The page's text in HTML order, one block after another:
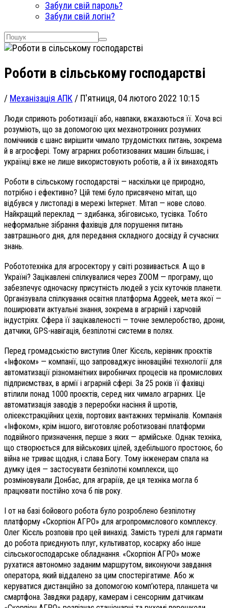
Забули свій пароль?
Забули свій логін?
Роботи в сільському господарстві
/ Механізація АПК / П'ятниця, 04 лютого 2022 10:15
Люди сприяють роботизації або, навпаки, вжахаються її. Хоча всі
розуміють, що за допомогою цих механотронних розумних
помічників є шанс вирішити чимало трудомістких питань, зокрема
й в агросфері. Тому аграрних роботизованих машин більшає, і
українці вже не лише використовують роботів, а й їх винаходять
Роботи в сільському господарстві — наскільки це природно,
потрібно і ефективно? Цій темі було присвячено мітап, що
відбувся у листопаді в мережі Інтернет. Мітап — нове слово.
Найкращий переклад — здибанка, збіговисько, тусівка. Тобто
неформальне зібрання фахівців для порушення питань
завтрашнього дня, для передання складного досвіду й сучасних
знань.
Робототехніка для агросектору у світі розвивається. А що в
Україні? Зацікавлені спілкувалися через ZOOM — програму, що
забезпечує одночасну присутність людей з усіх куточків планети.
Організувала спілкування освітня платформа Aggeek, мета якої —
поширювати актуальні знання, зокрема в аграрній і харчовій
індустріях. Сфера її зацікавленості — точне землеробство, дрони,
датчики, GPS-навігація, безпілотні системи в полях.
Перед громадськістю виступив Олег Кісєль, керівник проєктів
«Інфоком» — компанії, що запроваджує інноваційні технології для
автоматизації різноманітних виробничих процесів на промислових
підприємствах, в армії і аграрній сфері. За 25 років її фахівці
втілили понад 1000 проєктів, серед них чимало аграрних. Це
автоматизація заводів з переробки насіння й шротів,
олієекстракційних цехів, портових вантажних терміналів. Компанія
«Інфоком», крім іншого, виготовляє роботизовані платформи
подвійного призначення, перше з яких — армійське. Однак техніка,
що створюється для військових цілей, здебільшого простоює, бо
війна не триває щодня, і слава Богу. Тому інженерам спала на
думку ідея — застосувати безпілотні комплекси, що
розміновували Донбас, для аграріїв, де ця техніка могла б
працювати постійно хоча б пів року.
І от на базі бойового робота було розроблено безпілотну
платформу «Скорпіон АГРО» для агропромислового комплексу.
Олег Кісєль розповів про цей винахід. Замість турелі для гармати
до робота приєднують плуг, культиватор, косарку або інше
сільськогосподарське обладнання. «Скорпіон АГРО» може
рухатися автономно заданим маршрутом, виконуючи завдання
оператора, який віддалено за цим спостерігатиме. Або ж
керуватися дистанційно за допомогою комп’ютера, планшета чи
смартфона. Завдяки радару, камерам і сенсорним датчикам